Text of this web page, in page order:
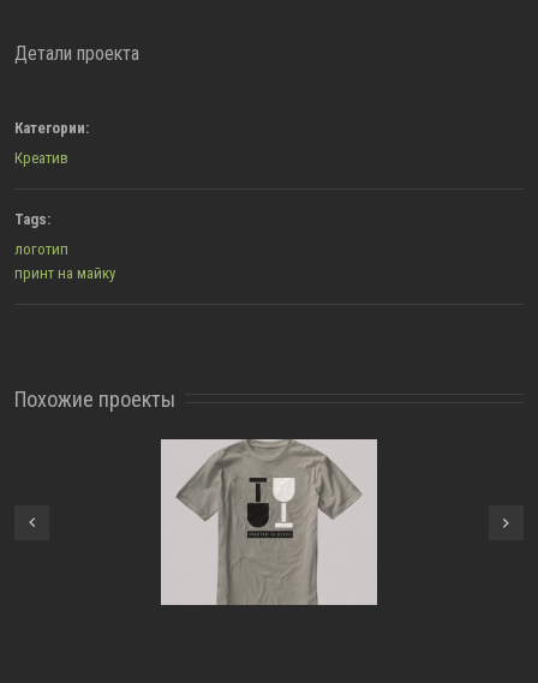
Детали проекта
Категории:
Креатив
Tags:
логотип
принт на майку
Похожие проекты
бухло», 2016 г.
Знак в стиле Bauhaus, 2014Next